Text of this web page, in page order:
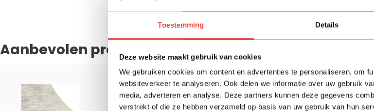
Toestemming Details
Deze website maakt gebruik van cookies
We gebruiken cookies om content en advertenties te personaliseren, om
websiteverkeer te analyseren. Ook delen we informatie over uw gebruik
media, adverteren en analyse. Deze partners kunnen deze gegevens
verstrekt of die ze hebben verzameld op basis van uw gebruik van hun
Aanbevolen producten
Drainage 20 mm | Per M2